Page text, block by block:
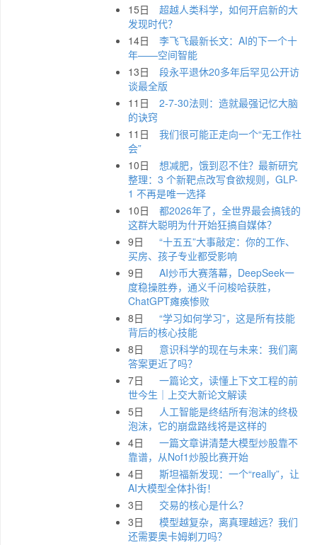
15日
超越人类科学，如何开启新的大
发现时代？
14日
李飞飞最新长文：AI的下一个十
年——空间智能
13日
段永平退休20多年后罕见公开访
谈最全版
11日
2-7-30法则：造就最强记忆大脑
的诀窍
11日
我们很可能正走向一个“无工作社
会”
10日
想减肥，饿到忍不住？最新研究
整理：3 个新靶点改写食欲规则，GLP-
1 不再是唯一选择
10日
都2026年了，全世界最会搞钱的
这群大聪明为什开始狂搞自媒体？
9日
“十五五”大事敲定：你的工作、
买房、孩子专业都受影响
9日
AI炒币大赛落幕，DeepSeek一
度稳操胜券，通义千问梭哈获胜，
ChatGPT瘫痪惨败
8日
“学习如何学习”，这是所有技能
背后的核心技能
8日
意识科学的现在与未来：我们离
答案更近了吗？
7日
一篇论文，读懂上下文工程的前
世今生｜上交大新论文解读
5日
人工智能是终结所有泡沫的终极
泡沫，它的崩盘路线将是这样的
4日
一篇文章讲清楚大模型炒股靠不
靠谱，从Nof1炒股比赛开始
4日
斯坦福新发现：一个“really”，让
AI大模型全体扑街！
3日
交易的核心是什么？
3日
模型越复杂，离真理越远？我们
还需要奥卡姆剃刀吗？